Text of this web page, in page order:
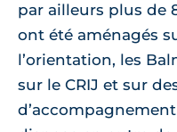
par ailleurs plus de
ont été aménagés
l’orientation, les
sur le CRIJ et sur